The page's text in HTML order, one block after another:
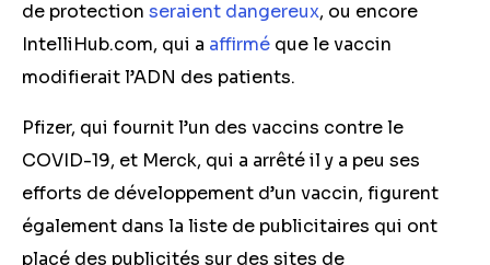
de protection seraient dangereux, ou encore
IntelliHub.com, qui a affirmé que le vaccin
modifierait l’ADN des patients.
Pfizer, qui fournit l’un des vaccins contre le
COVID-19, et Merck, qui a arrêté il y a peu ses
efforts de développement d’un vaccin, figurent
également dans la liste de publicitaires qui ont
placé des publicités sur des sites de